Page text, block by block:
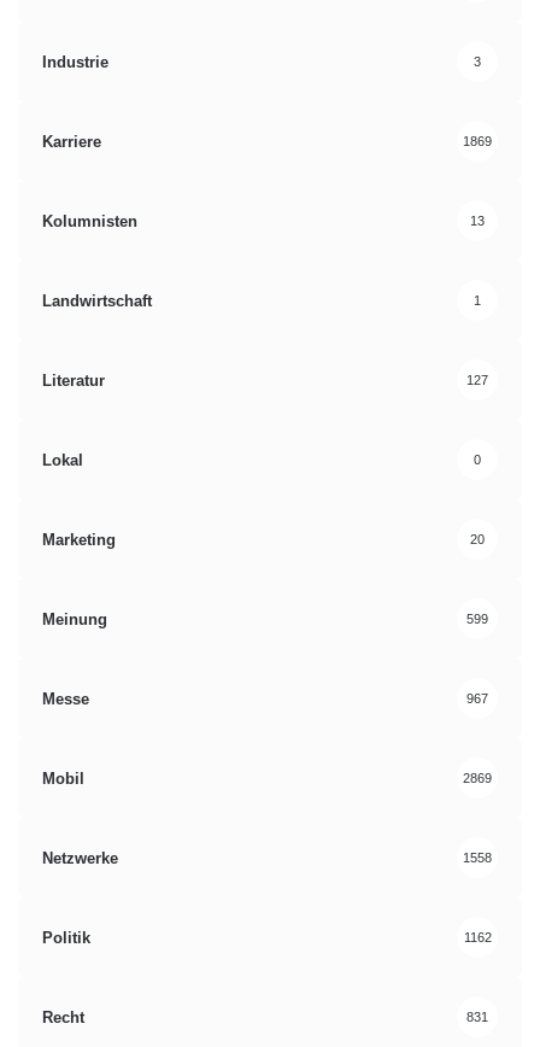
Industrie 3
Karriere 1869
Kolumnisten 13
Landwirtschaft 1
Literatur 127
Lokal 0
Marketing 20
Meinung 599
Messe 967
Mobil 2869
Netzwerke 1558
Politik 1162
Recht 831